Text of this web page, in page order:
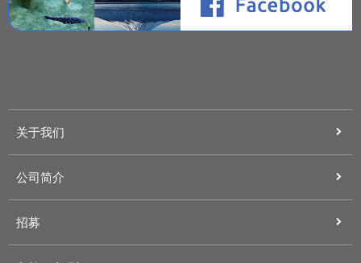
关于我们
公司简介
招募